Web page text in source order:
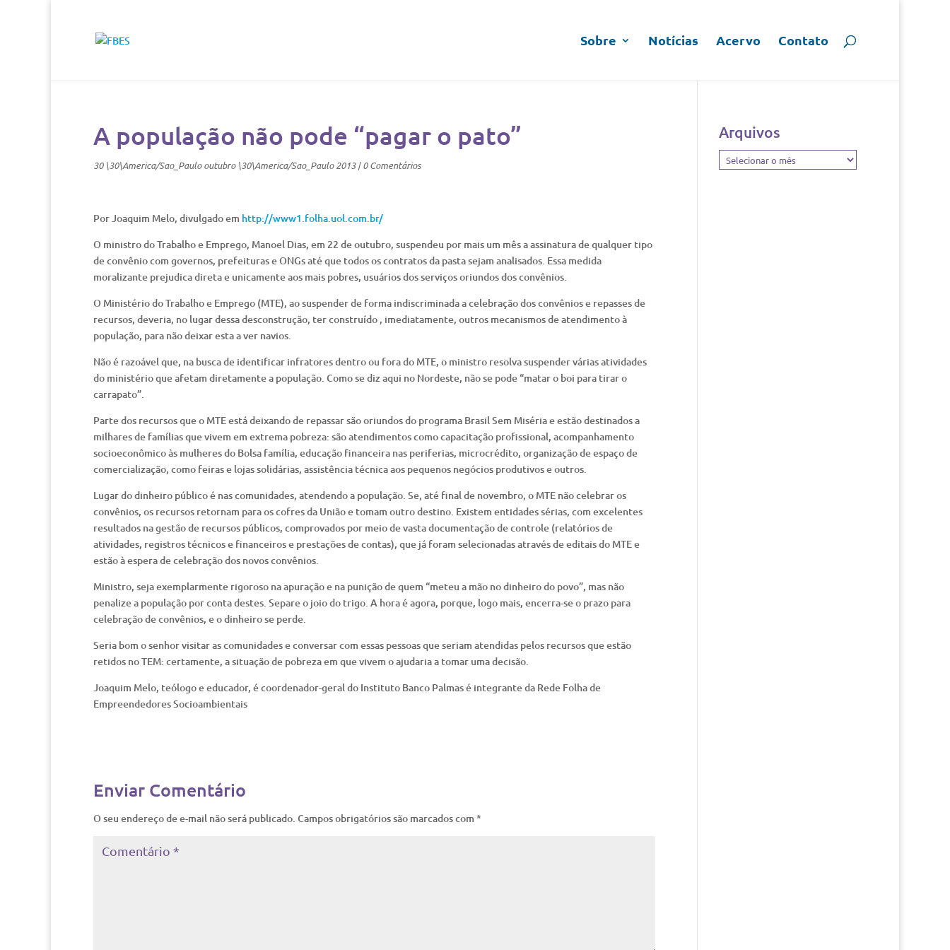
Sobre Notícias Acervo Contato
A população não pode “pagar o pato”
30 \30\America/Sao_Paulo outubro \30\America/Sao_Paulo 2013|0 Comentários
Por Joaquim Melo, divulgado em http://www1.folha.uol.com.br/
O ministro do Trabalho e Emprego, Manoel Dias, em 22 de outubro, suspendeu por mais um mês a assinatura de qualquer tipo
de convênio com governos, prefeituras e ONGs até que todos os contratos da pasta sejam analisados. Essa medida
moralizante prejudica direta e unicamente aos mais pobres, usuários dos serviços oriundos dos convênios.
O Ministério do Trabalho e Emprego (MTE), ao suspender de forma indiscriminada a celebração dos convênios e repasses de
recursos, deveria, no lugar dessa desconstrução, ter construído , imediatamente, outros mecanismos de atendimento à
população, para não deixar esta a ver navios.
Não é razoável que, na busca de identificar infratores dentro ou fora do MTE, o ministro resolva suspender várias atividades
do ministério que afetam diretamente a população. Como se diz aqui no Nordeste, não se pode “matar o boi para tirar o
carrapato”.
Parte dos recursos que o MTE está deixando de repassar são oriundos do programa Brasil Sem Miséria e estão destinados a
milhares de famílias que vivem em extrema pobreza: são atendimentos como capacitação profissional, acompanhamento
socioeconômico às mulheres do Bolsa família, educação financeira nas periferias, microcrédito, organização de espaço de
comercialização, como feiras e lojas solidárias, assistência técnica aos pequenos negócios produtivos e outros.
Lugar do dinheiro público é nas comunidades, atendendo a população. Se, até final de novembro, o MTE não celebrar os
convênios, os recursos retornam para os cofres da União e tomam outro destino. Existem entidades sérias, com excelentes
resultados na gestão de recursos públicos, comprovados por meio de vasta documentação de controle (relatórios de
atividades, registros técnicos e financeiros e prestações de contas), que já foram selecionadas através de editais do MTE e
estão à espera de celebração dos novos convênios.
Ministro, seja exemplarmente rigoroso na apuração e na punição de quem “meteu a mão no dinheiro do povo”, mas não
penalize a população por conta destes. Separe o joio do trigo. A hora é agora, porque, logo mais, encerra-se o prazo para
celebração de convênios, e o dinheiro se perde.
Seria bom o senhor visitar as comunidades e conversar com essas pessoas que seriam atendidas pelos recursos que estão
retidos no TEM: certamente, a situação de pobreza em que vivem o ajudaria a tomar uma decisão.
Joaquim Melo, teólogo e educador, é coordenador-geral do Instituto Banco Palmas é integrante da Rede Folha de
Empreendedores Socioambientais
Enviar Comentário
O seu endereço de e-mail não será publicado. Campos obrigatórios são marcados com *
Arquivos
Arquivos